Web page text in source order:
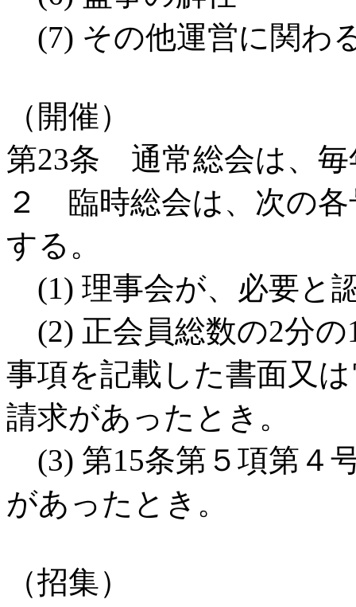
(7) その他運営に関わ
（開催）
第23条 通常総会は、毎
２ 臨時総会は、次の各
する。
(1) 理事会が、必要と
(2) 正会員総数の2分の
事項を記載した書面又
請求があったとき。
(3) 第15条第５項第４
があったとき。
（招集）